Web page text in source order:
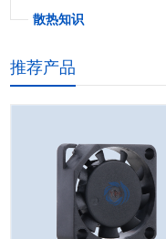
散热知识
推荐产品